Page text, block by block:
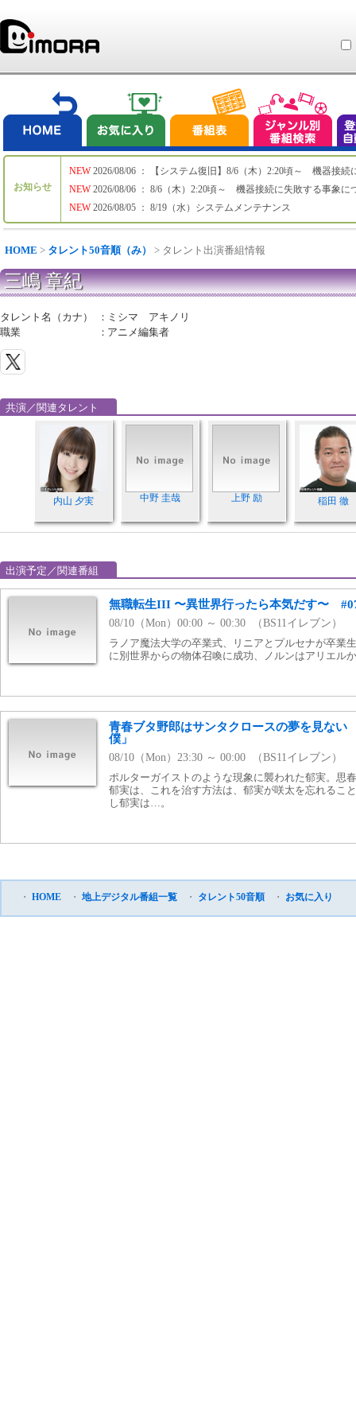
お知らせ
NEW
NEW
NEW
2026/08/06 ： 【システム復旧】8/6（木）2:20頃～ 機器接続
2026/08/06 ： 8/6（木）2:20頃～ 機器接続に失敗する事象に
2026/08/05 ： 8/19（水）システムメンテナンス
HOME > タレント50音順（み） > タレント出演番組情報
三嶋 章紀
タレント名（カナ） ： ミシマ アキノリ
職業
： アニメ編集者
共演／関連タレント
内山 夕実 中野 圭哉 上野 励 稲田 徹
出演予定／関連番組
無職転生III 〜異世界行ったら本気だす〜
08/10（Mon）00:00 ～ 00:30 （BS11イレブン）
ラノア魔法大学の卒業式、リニアとプルセナが卒業
に別世界からの物体召喚に成功、ノルンはアリエル
青春ブタ野郎はサンタクロースの夢を見な
僕」
08/10（Mon）23:30 ～ 00:00 （BS11イレブン）
ポルターガイストのような現象に襲われた郁実。思
郁実は、これを治す方法は、郁実が咲太を忘れるこ
し郁実は…。
・ HOME ・ 地上デジタル番組一覧 ・ タレント50音順 ・ お気に入り